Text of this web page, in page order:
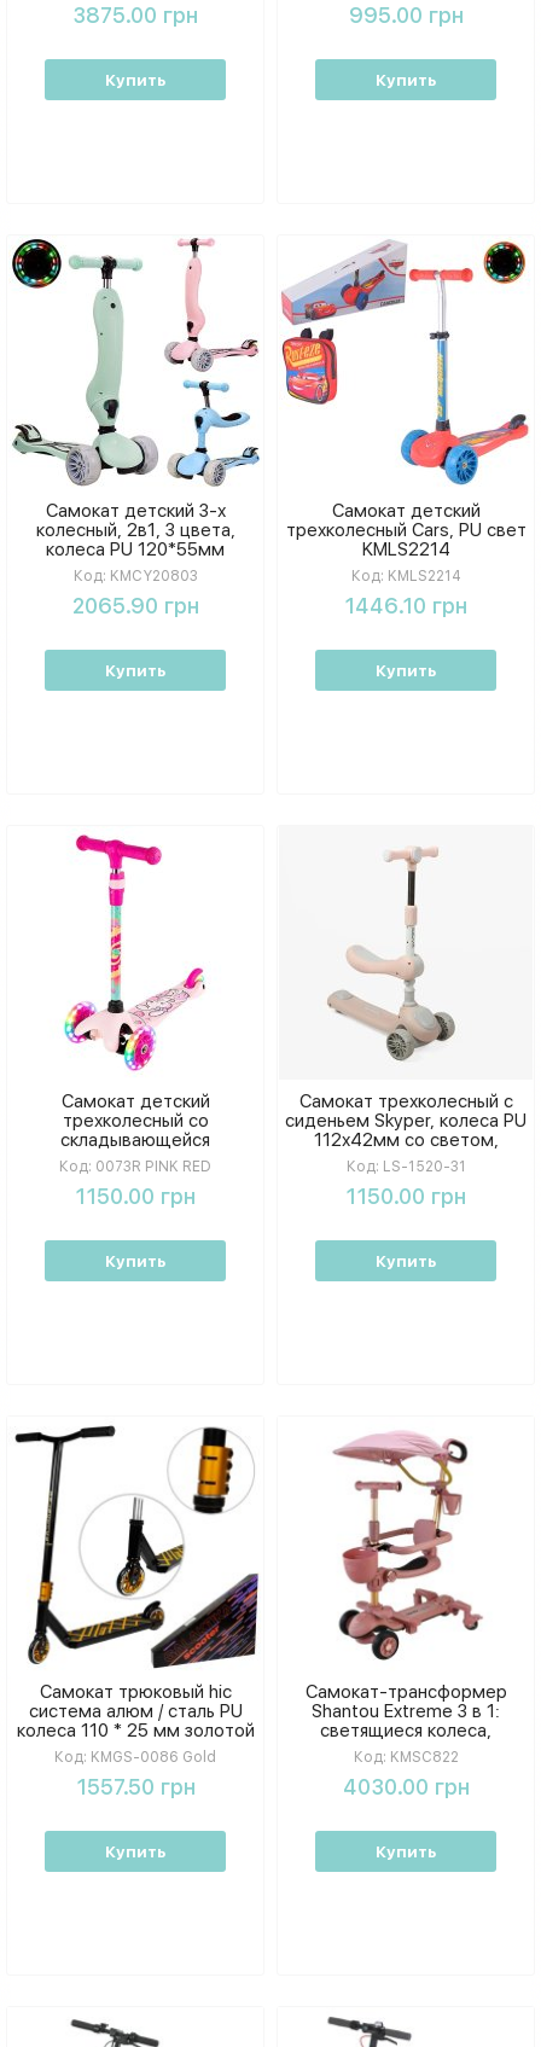
3875.00 грн
Купить
995.00 грн
Купить
Самокат детский 3-х
колесный, 2в1, 3 цвета,
колеса PU 120*55мм
светятся KMCY20803
Код: KMCY20803
2065.90 грн
Купить
Самокат детский
трехколесный Cars, PU свет
KMLS2214
Код: KMLS2214
1446.10 грн
Купить
Самокат детский
трехколесный со
складывающейся
конструкцией: колеса ПУ со
светом LED, регулировка
высоты, до 50кг.
Код: 0073R PINK RED
1150.00 грн
Купить
Самокат трехколесный с
сиденьем Skyper, колеса PU
112х42мм со светом,
украинская озвучка,
подсветка платформы, руль
складной, в коробке.
Код: LS-1520-31
1150.00 грн
Купить
Самокат трюковый hic
система алюм / сталь PU
колеса 110 * 25 мм золотой
Galaktika KMGS 0086 Gold
Код: KMGS-0086 Gold
1557.50 грн
Купить
Самокат-трансформер
Shantou Extreme 3 в 1:
светящиеся колеса,
родительский контроль,
капюшон
Код: KMSC822
4030.00 грн
Купить